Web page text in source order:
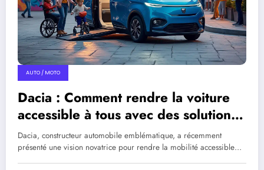
AUTO / MOTO
Dacia : Comment rendre la voiture
accessible à tous avec des solutions
innovantes
Dacia, constructeur automobile emblématique, a récemment
présenté une vision novatrice pour rendre la mobilité accessible…